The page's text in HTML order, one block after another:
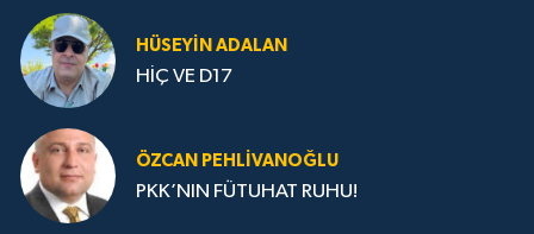
HÜSEYIN ADALAN
HİÇ VE D17
ÖZCAN PEHLIVANOĞLU
PKK’NIN FÜTUHAT RUHU!